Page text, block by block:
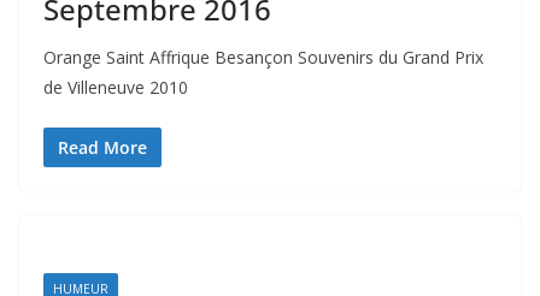
Septembre 2016
Orange Saint Affrique Besançon Souvenirs du Grand Prix
de Villeneuve 2010
Read More
HUMEUR